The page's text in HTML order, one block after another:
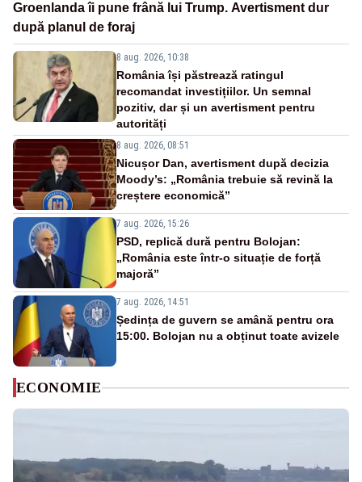
Groenlanda îi pune frână lui Trump. Avertisment dur
după planul de foraj
8 aug. 2026, 10:38
România își păstrează ratingul
recomandat investițiilor. Un semnal
pozitiv, dar și un avertisment pentru
autorități
8 aug. 2026, 08:51
Nicușor Dan, avertisment după decizia
Moody’s: „România trebuie să revină la
creștere economică”
7 aug. 2026, 15:26
PSD, replică dură pentru Bolojan:
„România este într-o situație de forță
majoră”
7 aug. 2026, 14:51
Ședința de guvern se amână pentru ora
15:00. Bolojan nu a obținut toate avizele
ECONOMIE